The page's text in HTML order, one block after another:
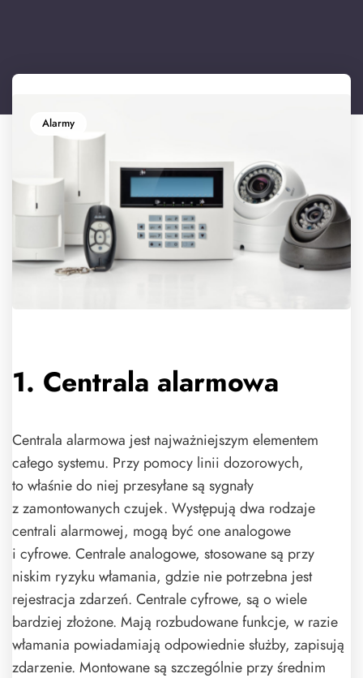
Alarmy
1. Centrala alarmowa
Centrala alarmowa jest najważniejszym elementem
całego systemu. Przy pomocy linii dozorowych,
to właśnie do niej przesyłane są sygnały
z zamontowanych czujek. Występują dwa rodzaje
centrali alarmowej, mogą być one analogowe
i cyfrowe. Centrale analogowe, stosowane są przy
niskim ryzyku włamania, gdzie nie potrzebna jest
rejestracja zdarzeń. Centrale cyfrowe, są o wiele
bardziej złożone. Mają rozbudowane funkcje, w razie
włamania powiadamiają odpowiednie służby, zapisują
zdarzenie. Montowane są szczególnie przy średnim